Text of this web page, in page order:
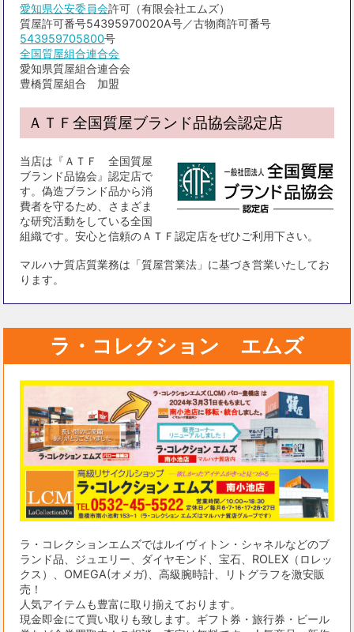
愛知県公安委員会許可（有限会社エムズ）
質屋許可番号54395970020A号／古物商許可番号
543959705800号
全国質屋組合連合会
愛知県質屋組合連合会
豊橋質屋組合 加盟
ＡＴＦ全国質屋ブランド品協会認定店
当店は『ＡＴＦ 全国質屋
ブランド品協会』認定店で
す。偽造ブランド品から消
費者を守るため、さまざま
な研究活動をしている全国
組織です。安心と信頼のＡＴＦ認定店をぜひご利用下さい。
マルハナ質店質業務は「質屋営業法」に基づき営業いたしてお
ります。
ラ・コレクション エムズ
ラ・コレクションエムズではルイヴィトン・シャネルなどのブ
ランド品、ジュエリー、ダイヤモンド、宝石、ROLEX（ロレッ
クス）、OMEGA(オメガ)、高級腕時計、リトグラフを激安販
売！
人気アイテムも豊富に取り揃えております。
現金即金にて買い取りも致します。ギフト券・旅行券・ビール